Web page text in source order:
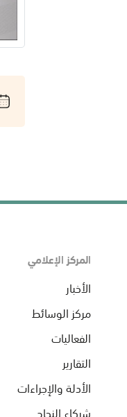
المركز الإعلامي
الأخبار
مركز الوسائط
الفعاليات
التقارير
الأدلة والإجراءات
شركاء النجاح